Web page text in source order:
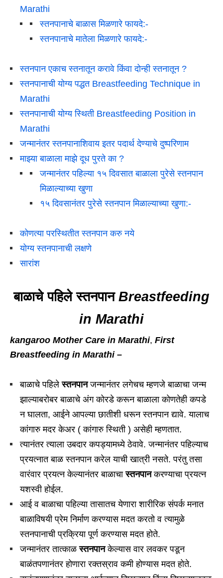
Marathi
स्तनपानाचे बाळास मिळणारे फायदे:-
स्तनपानाचे मातेला मिळणारे फायदे:-
स्तनपान एकाच स्तनातून करावे किंवा दोन्ही स्तनातून ?
स्तनपानाची योग्य पद्धत Breastfeeding Technique in
Marathi
स्तनपानाची योग्य स्थिती Breastfeeding Position in
Marathi
जन्मानंतर स्तनपानाशिवाय इतर पदार्थ देण्याचे दुष्परिणाम
माझ्या बाळाला माझे दूध पुरते का ?
जन्मानंतर पहिल्या १५ दिवसात बाळाला पुरेसे स्तनपान
मिळाल्याच्या खुणा
१५ दिवसानंतर पुरेसे स्तनपान मिळाल्याच्या खुणा:-
कोणत्या परस्थितीत स्तनपान करु नये
योग्‍य स्तनपानाची लक्षणे
सारांश
बाळाचे पहिले स्तनपान Breastfeeding
in Marathi
kangaroo Mother Care in Marathi, First
Breastfeeding in Marathi –
बाळाचे पहिलेस्तनपान जन्मानंतर लगेचच म्हणजे बाळाचा जन्म
झाल्याबरोबर बाळाचे अंग कोरडे करून बाळाला कोणतेही कपडे
न घालता, आईने आपल्या छातीशी धरून स्तनपान द्यावे. यालाच
कांगारु मदर केअर ( कांगारु स्थिती ) असेही म्हणतात.
त्यानंतर त्याला उबदार कपड्यामध्ये ठेवावे. जन्मानंतर पहिल्याच
प्रयत्नात बाळ स्तनपान करेल याची खात्री नसते. परंतु तसा
वारंवार प्रयत्न केल्यानंतर बाळाचास्तनपानकरण्याचा प्रयत्न
यशस्वी होईल.
आई व बाळाचा पहिल्या तासातच येणारा शारीरिक संपर्क मनात
बाळाविषयी प्रेम निर्माण करण्यास मदत करतो व त्यामुळे
स्तनपानाची प्रक्रिया पूर्ण करण्यास मदत होते.
जन्मानंतर तात्काळस्तनपानकेल्यास वार लवकर पडून
बाळंतपणानंतर होणारा रक्तस्राव कमी होण्यास मदत होते.